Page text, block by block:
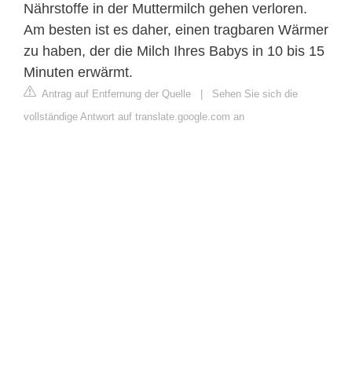
Nährstoffe in der Muttermilch gehen verloren.
Am besten ist es daher, einen tragbaren Wärmer
zu haben, der die Milch Ihres Babys in 10 bis 15
Minuten erwärmt.
Antrag auf Entfernung der Quelle
Sehen Sie sich die
vollständige Antwort auf translate.google.com an